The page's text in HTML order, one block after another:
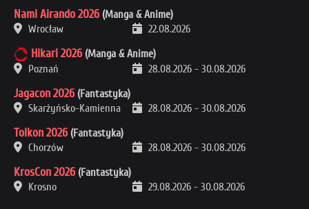
Nami Airando 2026 (Manga & Anime)
Wrocław
22.08.2026
Hikari 2026 (Manga & Anime)
Poznań
28.08.2026 - 30.08.2026
Jagacon 2026 (Fantastyka)
Skarżyńsko-Kamienna
28.08.2026 - 30.08.2026
Tolkon 2026 (Fantastyka)
Chorzów
28.08.2026 - 30.08.2026
KrosCon 2026 (Fantastyka)
Krosno
29.08.2026 - 30.08.2026